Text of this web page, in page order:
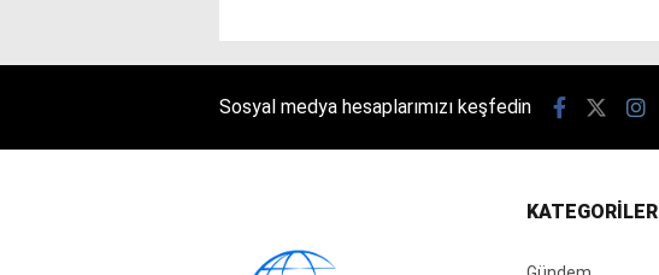
Sosyal medya hesaplarımızı keşfedin
KATEGORİLER